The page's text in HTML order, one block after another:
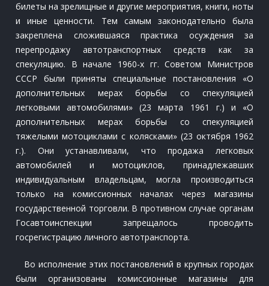
билеты на зрелищные и другие мероприятия, книги, ноты
и иные ценности. Тем самым законодательно была
закреплена сложившаяся практика осуждения за
перепродажу автотранспортных средств как за
спекуляцию. В начале 1960-х гг. Советом Министров
СССР были приняты специальные постановления «О
дополнительных мерах борьбы со спекуляцией
легковыми автомобилями» (23 марта 1961 г.) и «О
дополнительных мерах борьбы со спекуляцией
тяжелыми мотоциклами с колясками» (23 октября 1962
г.). Они устанавливали, что продажа легковых
автомобилей и мотоциклов, принадлежавших
индивидуальным владельцам, могла производиться
только на комиссионных началах через магазины
государственной торговли. В противном случае органам
Госавтоинспекции запрещалось проводить
госрегистрацию личного автотранспорта.
Во исполнение этих постановлений в крупных городах
были организованы комиссионные магазины для